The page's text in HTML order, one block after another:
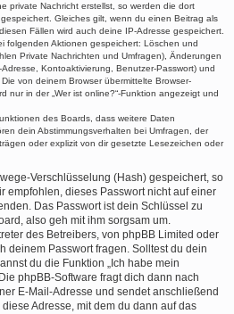
private Nachricht erstellst, so werden die dort
Gleiches gilt, wenn du einen Beitrag als
Fällen wird auch deine IP-Adresse gespeichert.
folgenden Aktionen gespeichert: Löschen und
Private Nachrichten und Umfragen), Änderungen
Kontoaktivierung, Benutzer-Passwort) und
von deinem Browser übermittelte Browser-
nur in der „Wer ist online?“-Funktion angezeigt und
des Boards, dass weitere Daten
dein Abstimmungsverhalten bei Umfragen, der
oder explizit von dir gesetzte Lesezeichen oder
Verschlüsselung (Hash) gespeichert, so
empfohlen, dieses Passwort nicht auf einer
Das Passwort ist dein Schlüssel zu
also geh mit ihm sorgsam um.
des Betreibers, von phpBB Limited oder
deinem Passwort fragen. Solltest du dein
du die Funktion „Ich habe mein
phpBB-Software fragt dich dann nach
E-Mail-Adresse und sendet anschließend
Adresse, mit dem du dann auf das